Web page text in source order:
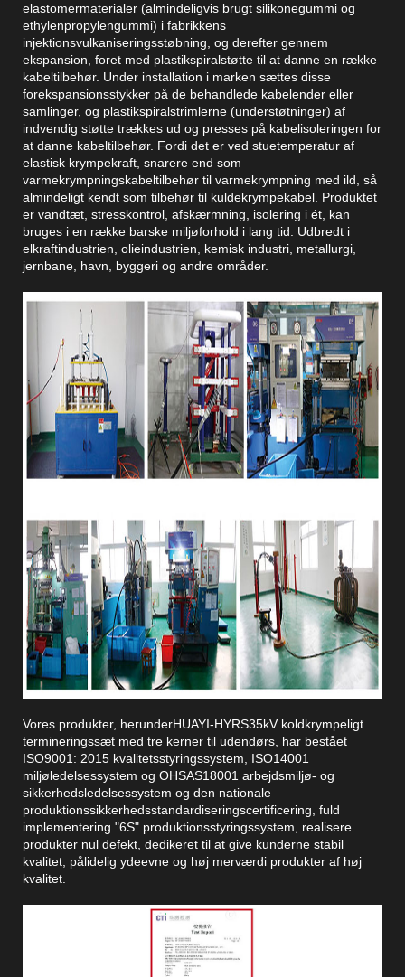
elastomermaterialer (almindeligvis brugt silikonegummi og
ethylenpropylengummi) i fabrikkens
injektionsvulkaniseringsstøbning, og derefter gennem
ekspansion, foret med plastikspiralstøtte til at danne en række
kabeltilbehør. Under installation i marken sættes disse
forekspansionsstykker på de behandlede kabelender eller
samlinger, og plastikspiralstrimlerne (understøtninger) af
indvendig støtte trækkes ud og presses på kabelisoleringen for
at danne kabeltilbehør. Fordi det er ved stuetemperatur af
elastisk krympekraft, snarere end som
varmekrympningskabeltilbehør til varmekrympning med ild, så
almindeligt kendt som tilbehør til kuldekrympekabel. Produktet
er vandtæt, stresskontrol, afskærmning, isolering i ét, kan
bruges i en række barske miljøforhold i lang tid. Udbredt i
elkraftindustrien, olieindustrien, kemisk industri, metallurgi,
jernbane, havn, byggeri og andre områder.
Vores produkter, herunderHUAYI-HYRS35kV koldkrympeligt
termineringssæt med tre kerner til udendørs, har bestået
ISO9001: 2015 kvalitetsstyringssystem, ISO14001
miljøledelsessystem og OHSAS18001 arbejdsmiljø- og
sikkerhedsledelsessystem og den nationale
produktionssikkerhedsstandardiseringscertificering, fuld
implementering "6S" produktionsstyringssystem, realisere
produkter nul defekt, dedikeret til at give kunderne stabil
kvalitet, pålidelig ydeevne og høj merværdi produkter af høj
kvalitet.